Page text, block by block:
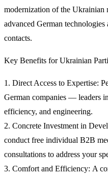
modernization of the Ukrainian
advanced German
contacts.
Key Benefits for Ukrainian
1. Direct Access to Expertise:
German companies — leaders
efficiency, and engineering.
2. Concrete Investment in
conduct free individual B2B
consultations to address your
3. Comfort and Efficiency: A